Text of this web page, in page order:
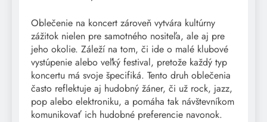
Oblečenie na koncert zároveň vytvára kultúrny
zážitok nielen pre samotného nositeľa, ale aj pre
jeho okolie. Záleží na tom, či ide o malé klubové
vystúpenie alebo veľký festival, pretože každý typ
koncertu má svoje špecifiká. Tento druh oblečenia
často reflektuje aj hudobný žáner, či už rock, jazz,
pop alebo elektroniku, a pomáha tak návštevníkom
komunikovať ich hudobné preferencie navonok.